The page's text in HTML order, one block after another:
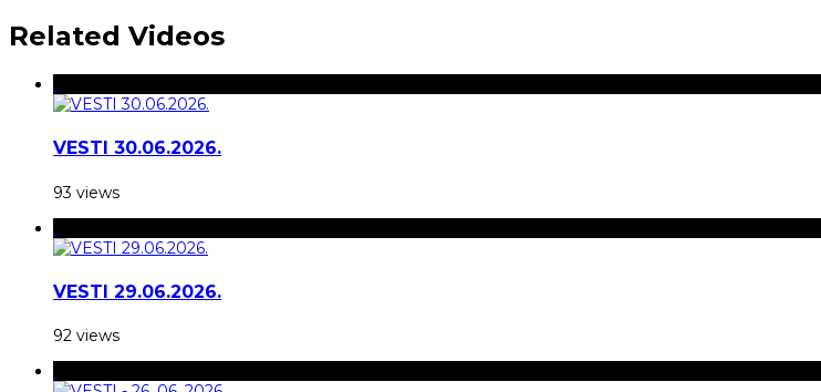
Related Videos
VESTI 30.06.2026.
93 views
VESTI 29.06.2026.
92 views